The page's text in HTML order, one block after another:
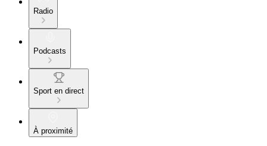
Radio
Podcasts
Sport en direct
À proximité